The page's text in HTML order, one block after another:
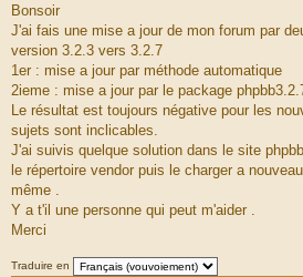
s
s
g
e
Bonsoir
J'ai fais une mise a jour de mon forum par
version 3.2.3 vers 3.2.7
1er : mise a jour par méthode automatique
2ieme : mise a jour par le package
Le résultat est toujours négative pour les
sujets sont inclicables.
J'ai suivis quelque solution dans le site
le répertoire vendor puis le charger a
même .
Y a t'il une personne qui peut m'aider .
Merci
Traduire en